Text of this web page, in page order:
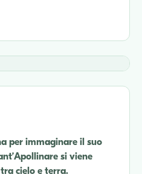
per immaginare il suo
si viene
cielo e terra.